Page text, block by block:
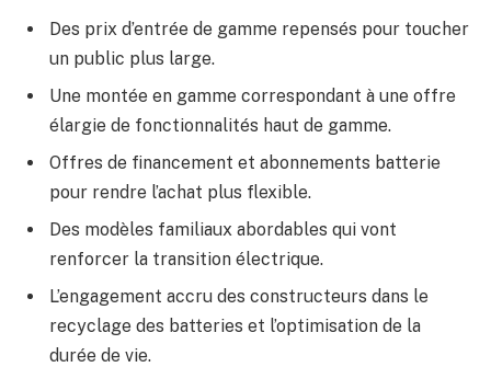
Des prix d’entrée de gamme repensés pour toucher
un public plus large.
Une montée en gamme correspondant à une offre
élargie de fonctionnalités haut de gamme.
Offres de financement et abonnements batterie
pour rendre l’achat plus flexible.
Des modèles familiaux abordables qui vont
renforcer la transition électrique.
L’engagement accru des constructeurs dans le
recyclage des batteries et l’optimisation de la
durée de vie.